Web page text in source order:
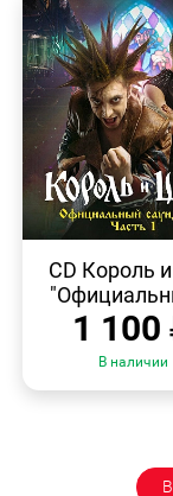
CD Король
1 100
В наличии